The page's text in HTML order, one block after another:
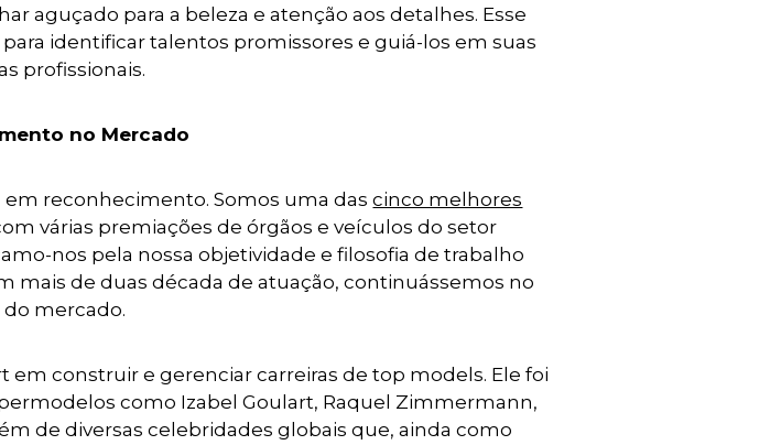
aguçado para a beleza e atenção aos detalhes. Esse
identificar talentos promissores e guiá-los em suas
profissionais.
no Mercado
reconhecimento. Somos uma dascinco melhores
várias premiações de órgãos e veículos do setor
nos pela nossa objetividade e filosofia de trabalho
mais de duas década de atuação, continuássemos no
mercado.
em construir e gerenciar carreiras de top models. Ele foi
como Izabel Goulart, Raquel Zimmermann,
de diversas celebridades globais que, ainda como